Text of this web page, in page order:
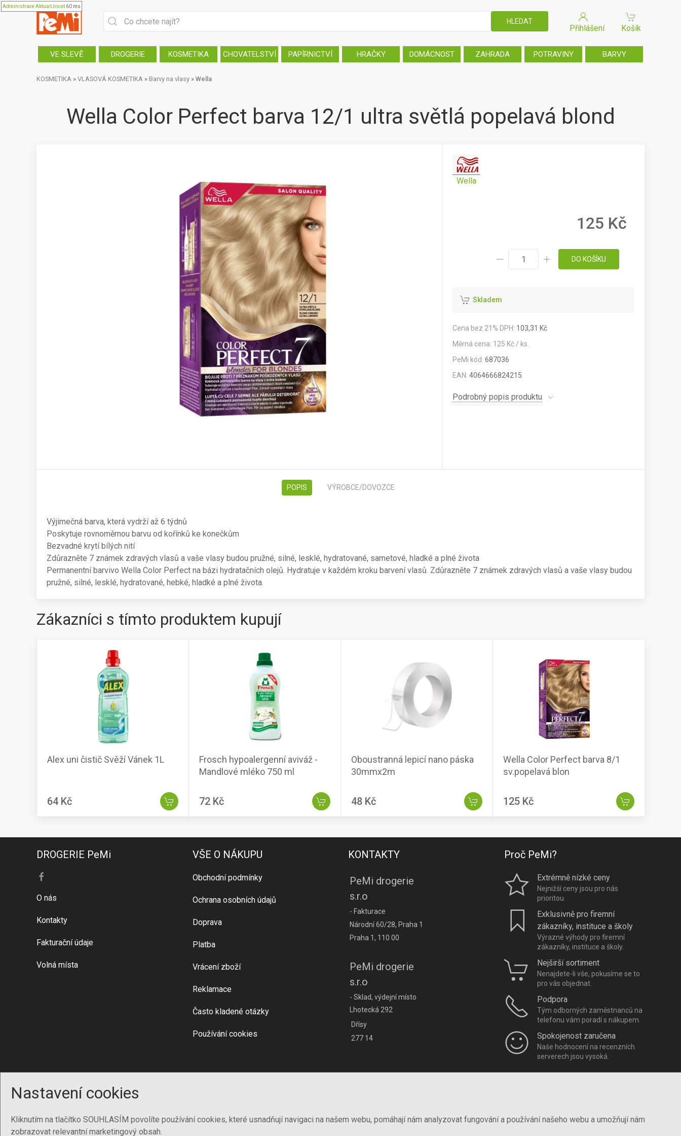
AdministraceAktualizovat 60 ms
Nastavení cookies
Kliknutím na tlačítko SOUHLASÍM povolíte používání cookies, které usnadňují navigaci na našem webu, pomáhají nám analyzovat fungování a používání našeho webu a umožňují nám
zobrazovat relevantní marketingový obsah.
Přihlášení Košík
VE SLEVĚ DROGERIE KOSMETIKA CHOVATELSTVÍ PAPÍRNICTVÍ HRAČKY DOMÁCNOST ZAHRADA POTRAVINY BARVY
KOSMETIKA » VLASOVÁ KOSMETIKA » Barvy na vlasy » Wella
Wella Color Perfect barva 12/1 ultra světlá popelavá blond
Wella
125 Kč
DO KOŠÍKU
Skladem
Cena bez 21% DPH: 103,31 Kč
Měrná cena: 125 Kč / ks.
PeMi kód:687036
EAN:4064666824215
Podrobný popis produktu
POPIS VÝROBCE/DOVOZCE
Výjimečná barva, která vydrží až 6 týdnů
Poskytuje rovnoměrnou barvu od kořínků ke konečkům
Bezvadné krytí bílých nití
Zdůrazněte 7 známek zdravých vlasů a vaše vlasy budou pružné, silné, lesklé, hydratované, sametové, hladké a plné života
Permanentní barvivo Wella Color Perfect na bázi hydratačních olejů. Hydratuje v každém kroku barvení vlasů. Zdůrazněte 7 známek zdravých vlasů a vaše vlasy budou
pružné, silné, lesklé, hydratované, hebké, hladké a plné života.
Zákazníci s tímto produktem kupují
Alex uni čistič Svěží Vánek 1L
64 Kč
Frosch hypoalergenní aviváž -
Mandlové mléko 750 ml
72 Kč
Oboustranná lepicí nano páska
30mmx2m
48 Kč
Wella Color Perfect barva 8/1
sv.popelavá blon
125 Kč
DROGERIE PeMi
O nás
Kontakty
Fakturační údaje
Volná místa
VŠE O NÁKUPU
Obchodní podmínky
Ochrana osobních údajů
Doprava
Platba
Vrácení zboží
Reklamace
Často kladené otázky
Používání cookies
KONTAKTY
PeMi drogerie
s.r.o
- Fakturace
Národní 60/28, Praha 1
Praha 1, 110 00
PeMi drogerie
s.r.o
- Sklad, výdejní místo
Lhotecká 292
Dřísy
277 14
Proč PeMi?
Extrémně nízké ceny
Nejnižší ceny jsou pro nás
prioritou.
Exklusivně pro firemní
zákazníky, instituce a školy
Výrazné výhody pro firemní
zákazníky, instituce a školy.
Nejširší sortiment
Nenajdete-li vše, pokusíme se to
pro vás objednat.
Podpora
Tým odborných zaměstnanců na
telefonu vám poradí s nákupem.
Spokojenost zaručena
Naše hodnocení na recenzních
serverech jsou vysoká.